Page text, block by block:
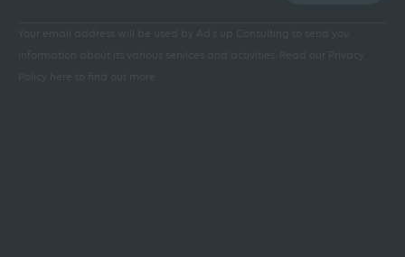
Your email address will be used by Ad's up Consulting to send you
information about its various services and activities.
Read our Privacy
Policy here to find out more